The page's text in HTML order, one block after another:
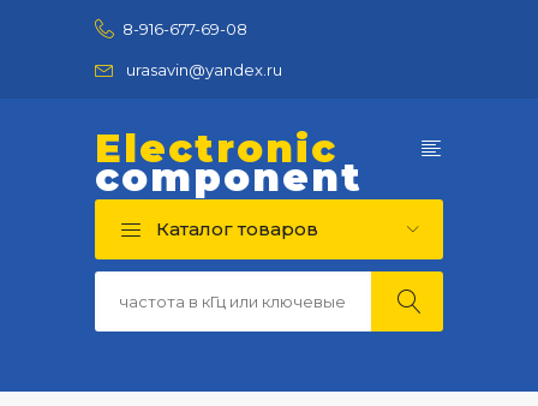
8-916-677-69-08
urasavin@yandex.ru
Electronic
component
Каталог товаров